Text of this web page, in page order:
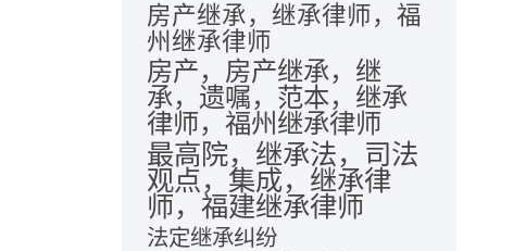
房产继承，继承律师，福
州继承律师
房产，房产继承，继
承，遗嘱，范本，继承
律师，福州继承律师
最高院，继承法，司法
观点，集成，继承律
师，福建继承律师
法定继承纠纷